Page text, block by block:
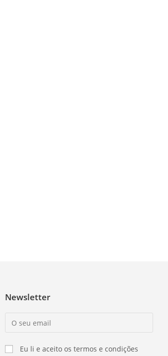
Newsletter
Eu li e aceito os termos e condições